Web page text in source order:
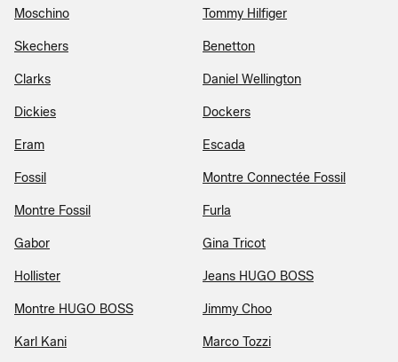
Moschino Tommy Hilfiger
Skechers Benetton
Clarks Daniel Wellington
Dickies Dockers
Eram Escada
Fossil Montre Connectée Fossil
Montre Fossil Furla
Gabor Gina Tricot
Hollister Jeans HUGO BOSS
Montre HUGO BOSS Jimmy Choo
Karl Kani Marco Tozzi